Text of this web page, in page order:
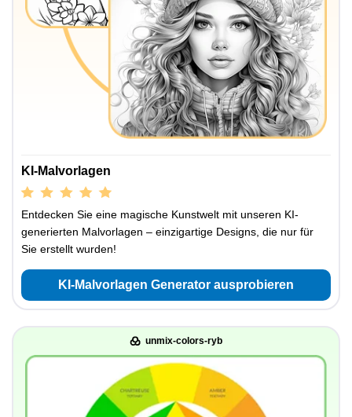
KI-Malvorlagen
Entdecken Sie eine magische Kunstwelt mit unseren KI-
generierten Malvorlagen – einzigartige Designs, die nur für
Sie erstellt wurden!
KI-Malvorlagen Generator ausprobieren
unmix-colors-ryb